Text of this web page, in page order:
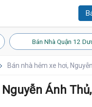
Bán Nhà Quận 12
Bán nhà hẻm xe hơi,
Ánh